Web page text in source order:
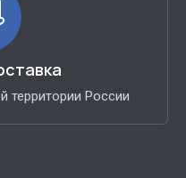
территории России